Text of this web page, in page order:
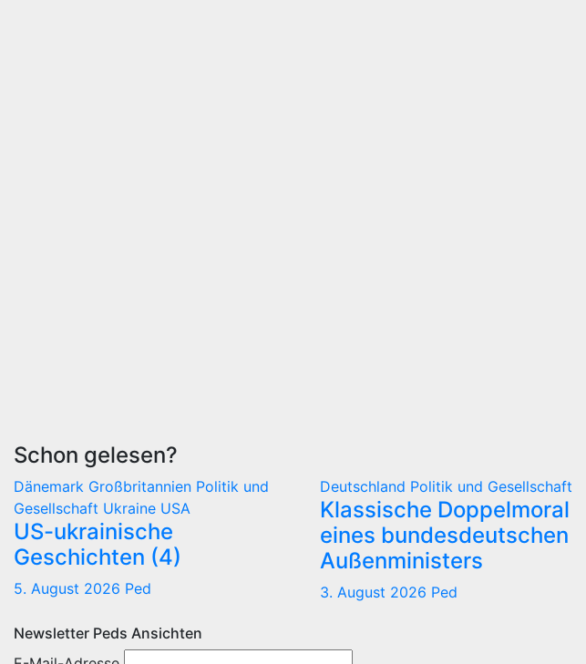
Schon gelesen?
Dänemark Großbritannien Politik und
Gesellschaft Ukraine USA
US-ukrainische
Geschichten (4)
5. August 2026 Ped
Deutschland Politik und Gesellschaft
Klassische Doppelmoral
eines bundesdeutschen
Außenministers
3. August 2026 Ped
Newsletter Peds Ansichten